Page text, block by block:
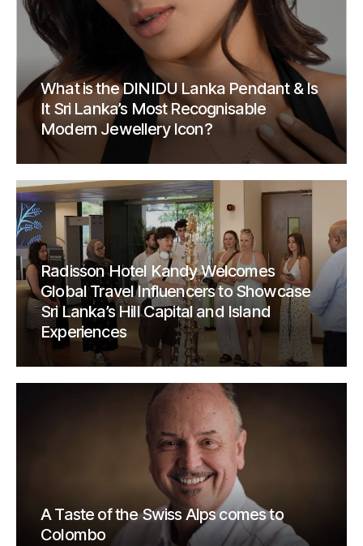
What is the DINIDU Lanka Pendant & Is
It Sri Lanka’s Most Recognisable
Modern Jewellery Icon?
Radisson Hotel Kandy Welcomes
Global Travel Influencers to Showcase
Sri Lanka’s Hill Capital and Island
Experiences
A Taste of the Swiss Alps comes to
Colombo